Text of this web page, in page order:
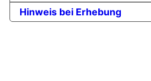
Hinweis bei Erhebung